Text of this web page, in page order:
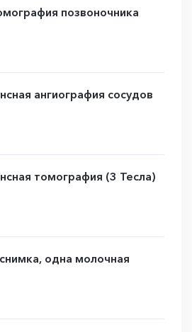
позвоночника
ангиография сосудов
томография (3 Тесла)
одна молочная